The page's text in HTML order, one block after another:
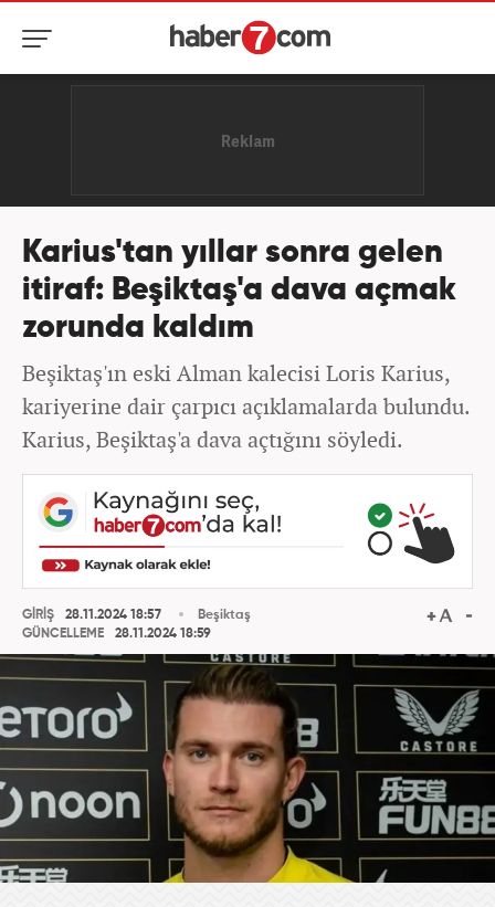
Karius'tan yıllar sonra gelen
itiraf: Beşiktaş'a dava açmak
zorunda kaldım
Beşiktaş'ın eski Alman kalecisi Loris Karius,
kariyerine dair çarpıcı açıklamalarda bulundu.
Karius, Beşiktaş'a dava açtığını söyledi.
GİRİŞ
28.11.2024 18:57
GÜNCELLEME
28.11.2024 18:59
Beşiktaş